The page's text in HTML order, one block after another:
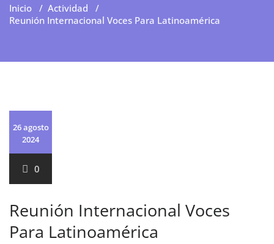
Inicio / Actividad /
Reunión Internacional Voces Para Latinoamérica
26 agosto
2024
0
Reunión Internacional Voces
Para Latinoamérica